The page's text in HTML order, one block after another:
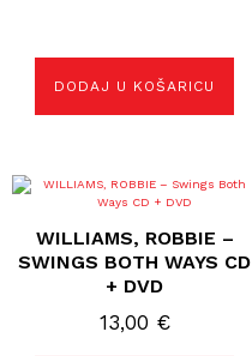
DODAJ U KOŠARICU
WILLIAMS, ROBBIE –
SWINGS BOTH WAYS CD
+ DVD
13,00 €